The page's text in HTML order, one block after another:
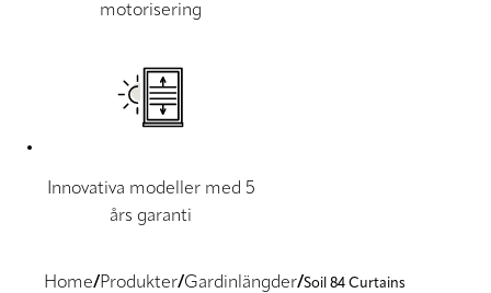
motorisering
Innovativa modeller med 5
års garanti
Home Produkter Gardinlängder Soil 84 Curtains